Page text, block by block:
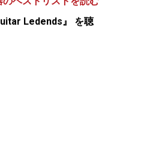
Ledends』 を聴